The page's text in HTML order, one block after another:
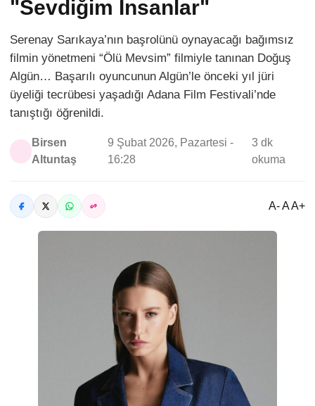
"Sevdiğim İnsanlar"
Serenay Sarıkaya’nın başrolünü oynayacağı bağımsız
filmin yönetmeni “Ölü Mevsim” filmiyle tanınan Doğuş
Algün… Başarılı oyuncunun Algün’le önceki yıl jüri
üyeliği tecrübesi yaşadığı Adana Film Festivali’nde
tanıştığı öğrenildi.
Birsen
Altuntaş
9 Şubat 2026, Pazartesi -
16:28
3 dk
okuma
A- A A+